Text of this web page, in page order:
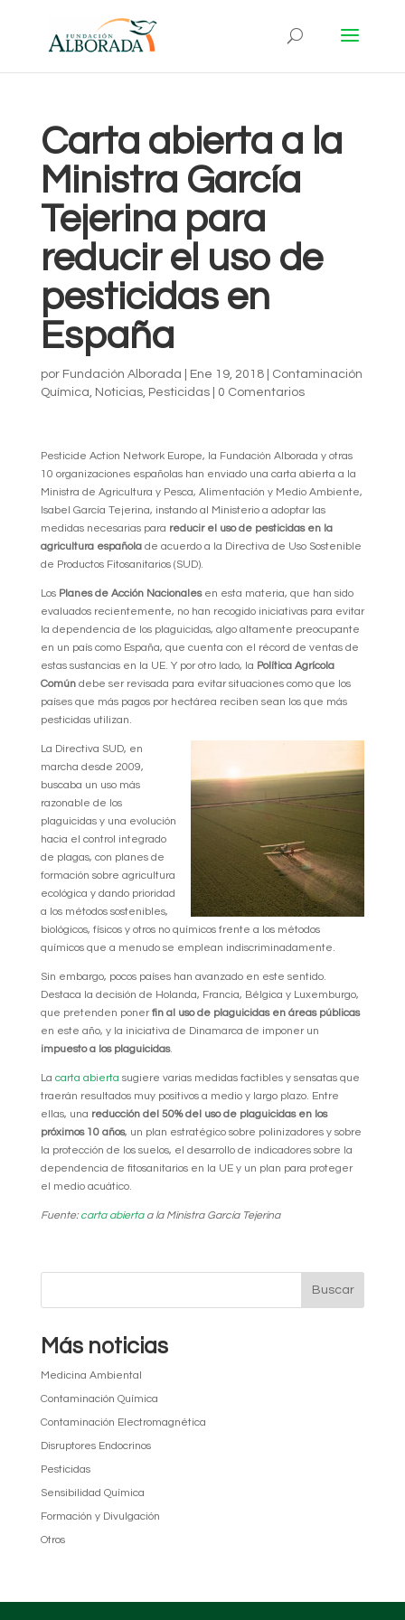
Carta abierta a la
Ministra García
Tejerina para
reducir el uso de
pesticidas en
España
por Fundación Alborada Ene 19, 2018| Contaminación
Química, Noticias, Pesticidas| 0 Comentarios
Pesticide Action Network Europe, la Fundación Alborada y otras
10 organizaciones españolas han enviado una carta abierta a la
Ministra de Agricultura y Pesca, Alimentación y Medio Ambiente,
Isabel García Tejerina, instando al Ministerio a adoptar las
medidas necesarias para reducir el uso de pesticidas en la
agricultura españolade acuerdo a la Directiva de Uso Sostenible
de Productos Fitosanitarios (SUD).
Los Planes de Acción Nacionalesen esta materia, que han sido
evaluados recientemente, no han recogido iniciativas para evitar
la dependencia de los plaguicidas, algo altamente preocupante
en un país como España, que cuenta con el récord de ventas de
estas sustancias en la UE. Y por otro lado, la Política Agrícola
Comúndebe ser revisada para evitar situaciones como que los
países que más pagos por hectárea reciben sean los que más
pesticidas utilizan.
La Directiva SUD, en
marcha desde 2009,
buscaba un uso más
razonable de los
plaguicidas y una evolución
hacia el control integrado
de plagas, con planes de
formación sobre agricultura
ecológica y dando prioridad
a los métodos sostenibles,
biológicos, físicos y otros no químicos frente a los métodos
químicos que a menudo se emplean indiscriminadamente.
Sin embargo, pocos países han avanzado en este sentido.
Destaca la decisión de Holanda, Francia, Bélgica y Luxemburgo,
que pretenden ponerfin al uso de plaguicidas en áreas públicas
en este año, y la iniciativa de Dinamarca de imponer un
impuesto a los plaguicidas.
La carta abierta sugiere varias medidas factibles y sensatas que
traerán resultados muy positivos a medio y largo plazo. Entre
ellas, una reducción del 50% del uso de plaguicidas en los
próximos 10 años, un plan estratégico sobre polinizadores y sobre
la protección de los suelos, el desarrollo de indicadores sobre la
dependencia de fitosanitarios en la UE y un plan para proteger
el medio acuático.
Fuente:carta abiertaa la Ministra García Tejerina
Más noticias
Medicina Ambiental
Contaminación Química
Contaminación Electromagnética
Disruptores Endocrinos
Pesticidas
Sensibilidad Química
Formación y Divulgación
Otros